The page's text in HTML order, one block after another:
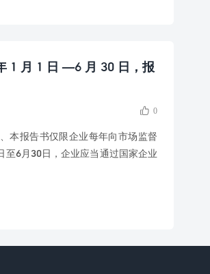
1 月 1 日 —6 月 30 日，报
 0
本报告书仅限企业每年向市场监督
至6月30日，企业应当通过国家企业